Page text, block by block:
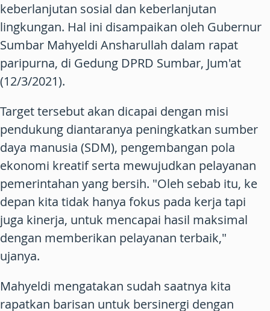
keberlanjutan sosial dan keberlanjutan
lingkungan. Hal ini disampaikan oleh Gubernur
Sumbar Mahyeldi Ansharullah dalam rapat
paripurna, di Gedung DPRD Sumbar, Jum'at
(12/3/2021).
Target tersebut akan dicapai dengan misi
pendukung diantaranya peningkatkan sumber
daya manusia (SDM), pengembangan pola
ekonomi kreatif serta mewujudkan pelayanan
pemerintahan yang bersih. "Oleh sebab itu, ke
depan kita tidak hanya fokus pada kerja tapi
juga kinerja, untuk mencapai hasil maksimal
dengan memberikan pelayanan terbaik,"
ujanya.
Mahyeldi mengatakan sudah saatnya kita
rapatkan barisan untuk bersinergi dengan